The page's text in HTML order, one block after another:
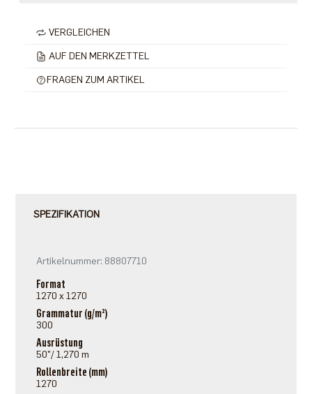
VERGLEICHEN
AUF DEN MERKZETTEL
FRAGEN ZUM ARTIKEL
SPEZIFIKATION
Artikelnummer: 88807710
Format
1270 x 1270
Grammatur (g/m²)
300
Ausrüstung
50"/ 1,270 m
Rollenbreite (mm)
1270